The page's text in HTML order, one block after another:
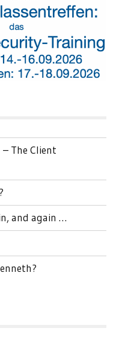
– The Client
and again …